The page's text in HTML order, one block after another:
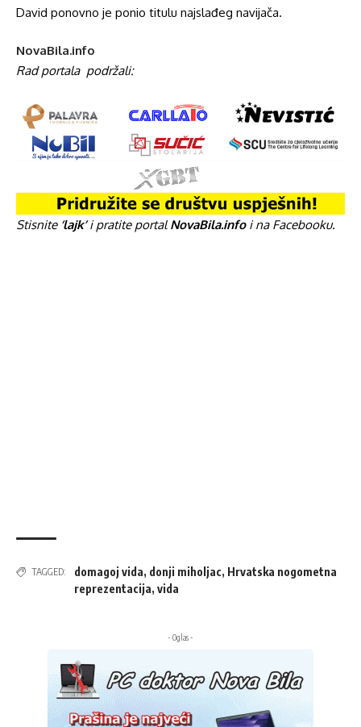
David ponovno je ponio titulu najslađeg navijača.
NovaBila.info
Rad portala podržali:
Stisnite ‘lajk’i pratite portal NovaBila.infoi na Facebooku.
TAGGED: domagoj vida, donji miholjac, Hrvatska nogometna
reprezentacija, vida
- Oglas -